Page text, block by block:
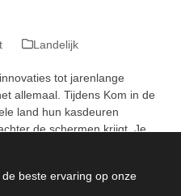
Landelijk
tot jarenlange
allemaal. Tijdens Kom in de
land hun kasdeuren
de schermen krijgt. Je
beste ervaring op onze